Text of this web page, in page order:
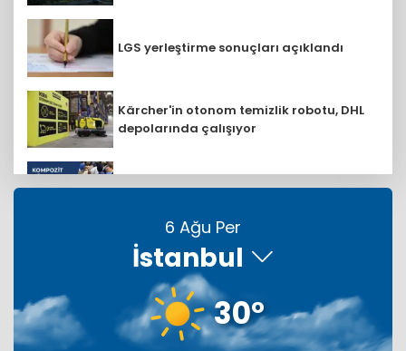
LGS yerleştirme sonuçları açıklandı
Kärcher'in otonom temizlik robotu, DHL
depolarında çalışıyor
İzocam'da Metriks sistemi ile akıllı
üretim dönemi başladı
Bu yılki Meet Global MICE Kongresi 16
Aralık'ta Moskova'da
6 Ağu Per
İstanbul
30°